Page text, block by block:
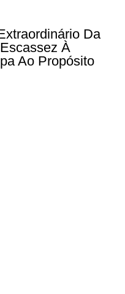
Da
À
Ao Propósito